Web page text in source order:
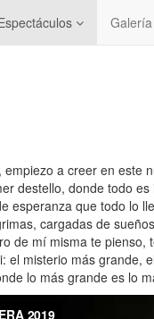
Galería
a creer en este
destello, donde todo
esperanza que todo lo
cargadas de
de mí misma te
el misterio más
lo más grande es